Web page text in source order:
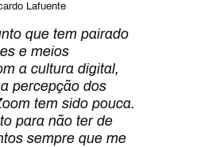
Lafuente
que tem pairado
e meios
a cultura digital,
percepção dos
tem sido pouca.
para não ter de
sempre que me